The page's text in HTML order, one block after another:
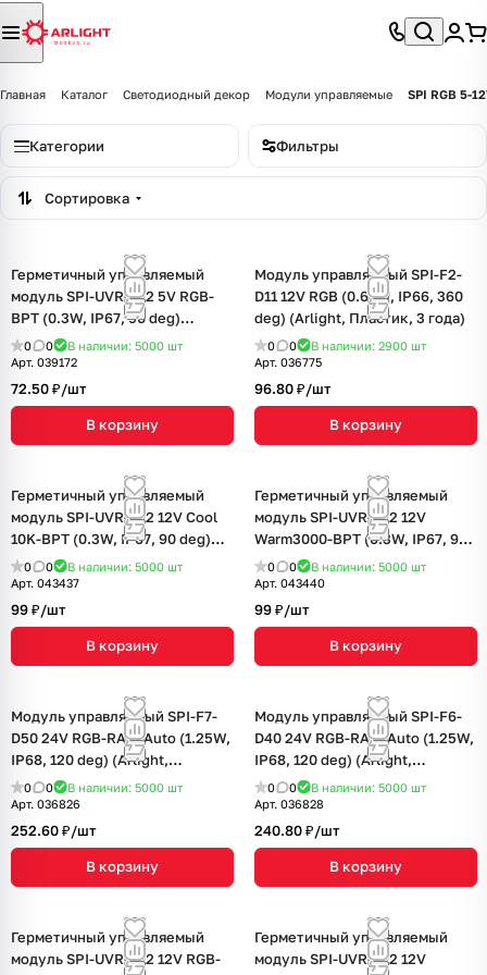
Главная Каталог Светодиодный декор Модули управляемые SPI RGB 5-
Категории Фильтры
Сортировка
Герметичный управляемый
модуль SPI-UVR-D12 5V RGB-
BPT (0.3W, IP67, 90 deg)
(Arlight, Пластик, 5 лет)
0 0 В наличии: 5000 шт
Арт. 039172
72.50 ₽/шт
В корзину
Модуль управляемый SPI-F2-
D11 12V RGB (0.65W, IP66, 360
deg) (Arlight, Пластик, 3 года)
0 0 В наличии: 2900 шт
Арт. 036775
96.80 ₽/шт
В корзину
Герметичный управляемый
модуль SPI-UVR-D12 12V Cool
10K-BPT (0.3W, IP67, 90 deg)
(Arlight, Пластик, 5 лет)
0 0 В наличии: 5000 шт
Арт. 043437
99 ₽/шт
В корзину
Герметичный управляемый
модуль SPI-UVR-D12 12V
Warm3000-BPT (0.3W, IP67, 90
deg) (Arlight, Пластик, 5 лет)
0 0 В наличии: 5000 шт
Арт. 043440
99 ₽/шт
В корзину
Модуль управляемый SPI-F7-
D50 24V RGB-RAM-Auto (1.25W,
IP68, 120 deg) (Arlight,
Пластик, 3 года)
0 0 В наличии: 5000 шт
Арт. 036826
252.60 ₽/шт
В корзину
Модуль управляемый SPI-F6-
D40 24V RGB-RAM-Auto (1.25W,
IP68, 120 deg) (Arlight,
Пластик, 3 года)
0 0 В наличии: 5000 шт
Арт. 036828
240.80 ₽/шт
В корзину
Герметичный управляемый
модуль SPI-UVR-D12 12V RGB-
Герметичный управляемый
модуль SPI-UVR-D12 12V